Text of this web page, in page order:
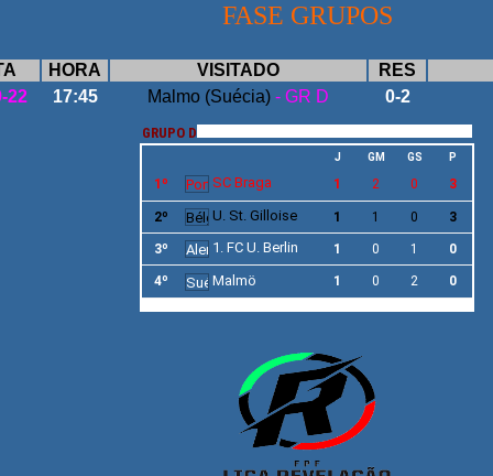
FASE GRUPOS
HORA VISITADO RES
22
17:45 Malmo (Suécia) - GR D 0-2
GRUPO D
J GM GS P
1º SC Braga 1 2 0 3
2º U. St. Gilloise 1 1 0 3
3º 1. FC U. Berlin 1 0 1 0
4º Malmö 1 0 2 0